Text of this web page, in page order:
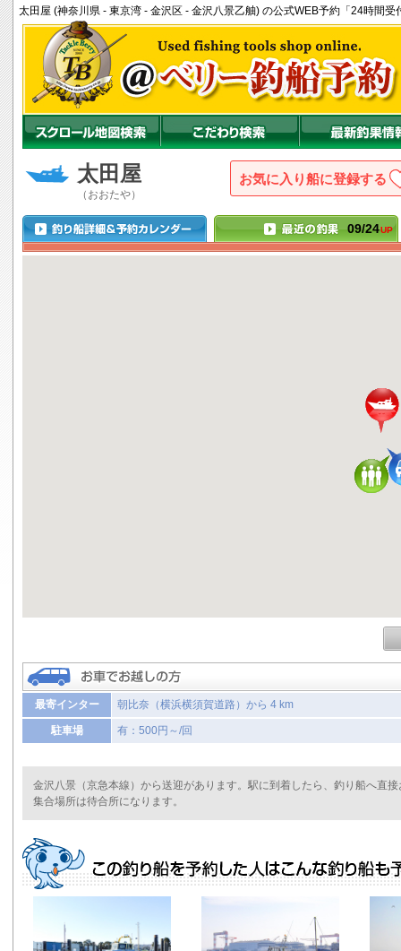
太田屋 (神奈川県 - 東京湾 - 金沢区 - 金沢八景乙舳) の公式WEB予約「24時間
太田屋
（おおたや）
お気に入り船に登録
09/24UP
最寄インター 朝比奈（横浜横須賀道路）から 4 km
駐車場 有：500円～/回
金沢八景（京急本線）から送迎があります。駅に到着したら、釣り船へ直
集合場所は待合所になります。